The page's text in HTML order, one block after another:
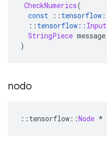
CheckNumerics(
const
:: tensorflow
:: tensorflow :: Input
StringPiece message
)
nodo
:: tensorflow ::Node *